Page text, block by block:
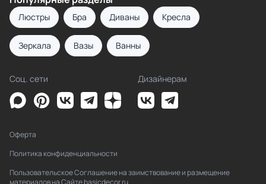
Люстры Бра Диваны Кресла
Зеркала Вазы Ванны
Соц. сети Дизайнерам
Оферта
Политика конфиденциальности
Пользовательское Соглашение на заимствование и размещение
материалов на Сайте basicdecor.ru